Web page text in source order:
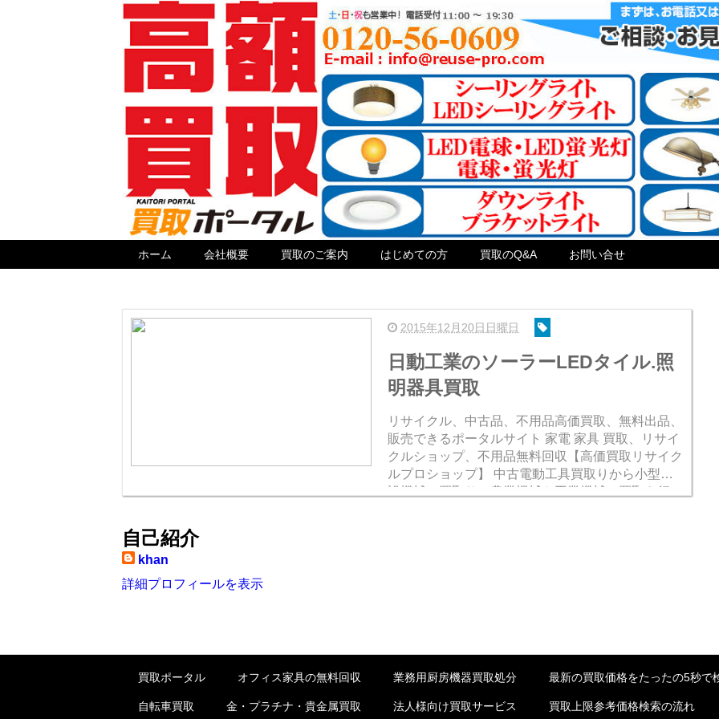
ホーム 会社概要 買取のご案内 はじめての方 買取のQ&A お問い合せ
2015年12月20日日曜日
日動工業のソーラーLEDタイル.照
明器具買取
リサイクル、中古品、不用品高価買取、無料出品、
販売できるポータルサイト 家電 家具 買取、リサイ
クルショップ、不用品無料回収【高価買取リサイク
ルプロショップ】 中古電動工具買取りから小型建
設機械の買取り、農業機械や工業機械の買取も行っ
自己紹介
khan
詳細プロフィールを表示
買取ポータル オフィス家具の無料回収 業務用厨房機器買取処分 最新の買取価格をたったの5秒で
自転車買取 金・プラチナ・貴金属買取 法人様向け買取サービス 買取上限参考価格検索の流れ